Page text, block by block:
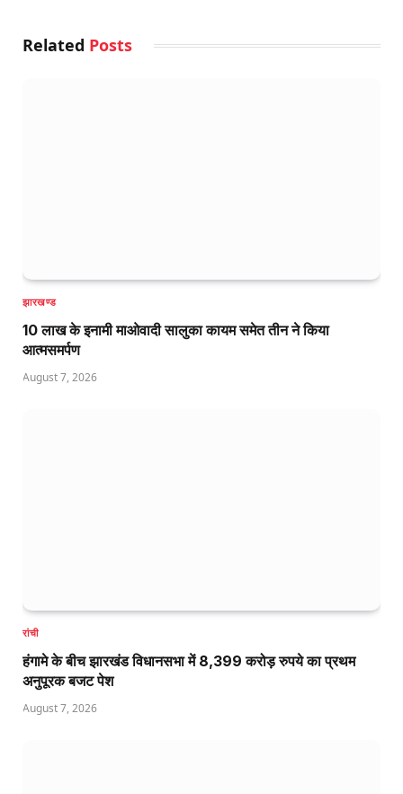
Related Posts
झारखण्ड
10 लाख के इनामी माओवादी सालुका कायम समेत तीन ने किया
आत्मसमर्पण
August 7, 2026
रांची
हंगामे के बीच झारखंड विधानसभा में 8,399 करोड़ रुपये का प्रथम
अनुपूरक बजट पेश
August 7, 2026